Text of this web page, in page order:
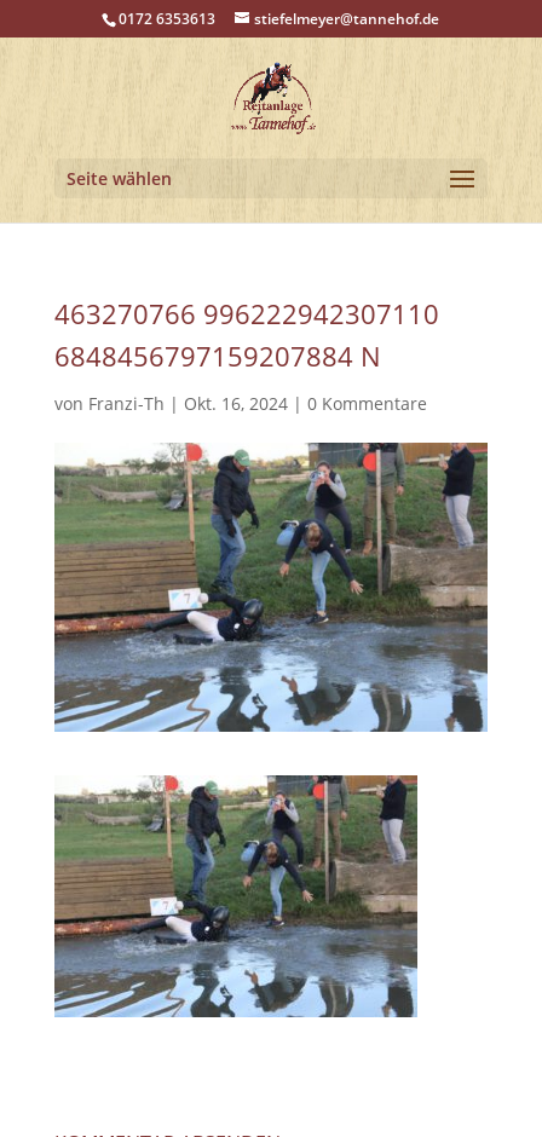
0172 6353613 stiefelmeyer@tannehof.de
Seite wählen
463270766 996222942307110
6848456797159207884 N
von Franzi-Th | Okt. 16, 2024| 0 Kommentare